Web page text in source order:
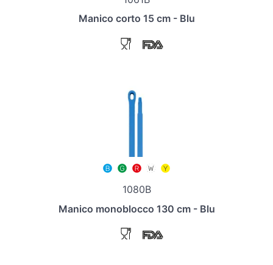
Manico corto 15 cm - Blu
1080B
Manico monoblocco 130 cm - Blu